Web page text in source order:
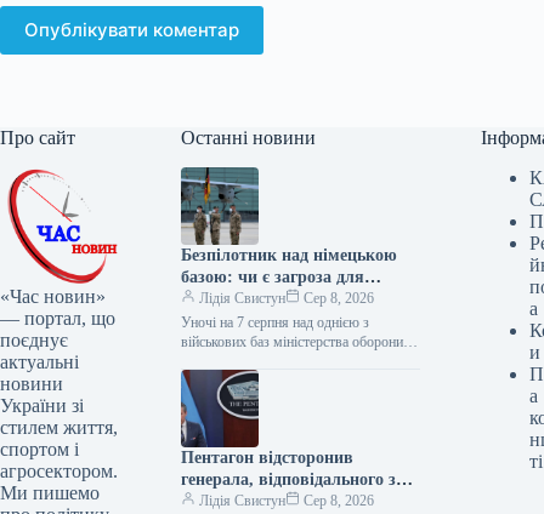
Опублікувати коментар
Про сайт
«Час новин»
— портал, що
поєднує
актуальні
новини
України зі
стилем життя,
спортом і
агросектором.
Ми пишемо
Останні новини
Безпілотник над німецькою
базою: чи є загроза для
системи Patriot
Лідія Свистун
Сер 8, 2026
Уночі на 7 серпня над однією з
військових баз міністерства оборони
шести невідомих безпілотників. Як
пише…
Пентагон відсторонив
генерала, відповідального за
допомогу Україні
Лідія Свистун Сер 8, 2026
а
и
а
ті